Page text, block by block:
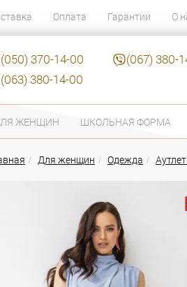
Оплата Гарантии О
(050) 370-14-00
(067) 380-
(063) 380-14-00
ЖЕНЩИН ШКОЛЬНАЯ ФОРМА
Для женщин Одежда